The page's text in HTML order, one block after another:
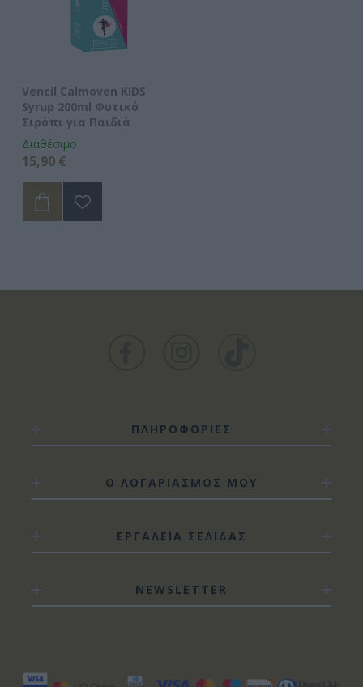
Vencil Calmoven KIDS
Syrup 200ml Φυτικό
Σιρόπι για Παιδιά
Διαθέσιμο
15,90 €
ΠΛΗΡΟΦΟΡΙΕΣ
Ο ΛΟΓΑΡΙΑΣΜΟΣ ΜΟΥ
ΕΡΓΑΛΕΙΑ ΣΕΛΙΔΑΣ
NEWSLETTER